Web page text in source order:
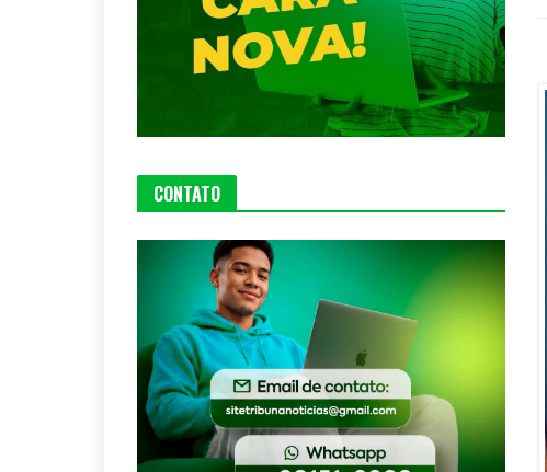
CONTATO